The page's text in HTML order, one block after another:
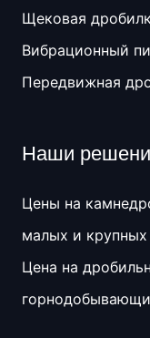
Щековая
Вибрационный
Передвижная
Наши
Цены на
малых и
Цена на